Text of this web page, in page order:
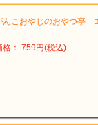
んこおやじのおやつ亭
格： 759円(税込)